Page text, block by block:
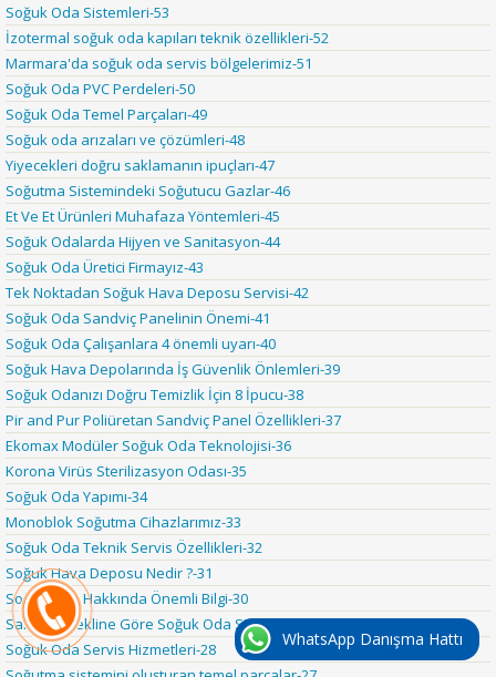
Soğuk Oda Sistemleri-53
İzotermal soğuk oda kapıları teknik özellikleri-52
Marmara'da soğuk oda servis bölgelerimiz-51
Soğuk Oda PVC Perdeleri-50
Soğuk Oda Temel Parçaları-49
Soğuk oda arızaları ve çözümleri-48
Yiyecekleri doğru saklamanın ipuçları-47
Soğutma Sistemindeki Soğutucu Gazlar-46
Et Ve Et Ürünleri Muhafaza Yöntemleri-45
Soğuk Odalarda Hijyen ve Sanitasyon-44
Soğuk Oda Üretici Firmayız-43
Tek Noktadan Soğuk Hava Deposu Servisi-42
Soğuk Oda Sandviç Panelinin Önemi-41
Soğuk Oda Çalışanlara 4 önemli uyarı-40
Soğuk Hava Depolarında İş Güvenlik Önlemleri-39
Soğuk Odanızı Doğru Temizlik İçin 8 İpucu-38
Pir and Pur Poliüretan Sandviç Panel Özellikleri-37
Ekomax Modüler Soğuk Oda Teknolojisi-36
Korona Virüs Sterilizasyon Odası-35
Soğuk Oda Yapımı-34
Monoblok Soğutma Cihazlarımız-33
Soğuk Oda Teknik Servis Özellikleri-32
Soğuk Hava Deposu Nedir ?-31
Soğuk Oda Hakkında Önemli Bilgi-30
Saklama Şekline Göre Soğuk Oda Sistemleri-29
Soğuk Oda Servis Hizmetleri-28
WhatsApp Danışma Hattı